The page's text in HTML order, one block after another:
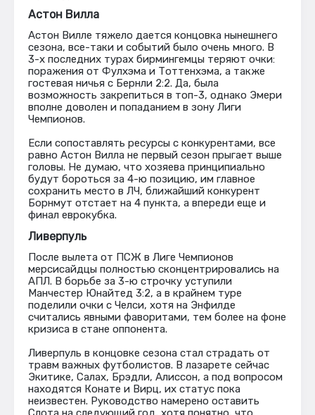
Астон Вилла
Астон Вилле тяжело дается концовка нынешнего
сезона, все-таки и событий было очень много. В
3-х последних турах бирмингемцы теряют очки:
поражения от Фулхэма и Тоттенхэма, а также
гостевая ничья с Бернли 2:2. Да, была
возможность закрепиться в топ-3, однако Эмери
вполне доволен и попаданием в зону Лиги
Чемпионов.
Если сопоставлять ресурсы с конкурентами, все
равно Астон Вилла не первый сезон прыгает выше
головы. Не думаю, что хозяева принципиально
будут бороться за 4-ю позицию, им главное
сохранить место в ЛЧ, ближайший конкурент
Борнмут отстает на 4 пункта, а впереди еще и
финал еврокубка.
Ливерпуль
После вылета от ПСЖ в Лиге Чемпионов
мерсисайдцы полностью сконцентрировались на
АПЛ. В борьбе за 3-ю строчку уступили
Манчестер Юнайтед 3:2, а в крайнем туре
поделили очки с Челси, хотя на Энфилде
считались явными фаворитами, тем более на фоне
кризиса в стане оппонента.
Ливерпуль в концовке сезона стал страдать от
травм важных футболистов. В лазарете сейчас
Экитике, Салах, Брэдли, Алиссон, а под вопросом
находятся Конате и Вирц, их статус пока
неизвестен. Руководство намерено оставить